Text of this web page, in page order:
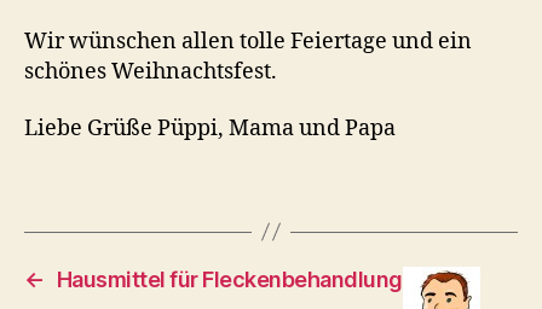
Wir wünschen allen tolle Feiertage und ein
schönes Weihnachtsfest.
Liebe Grüße Püppi, Mama und Papa
← Hausmittel für Fleckenbehandlung